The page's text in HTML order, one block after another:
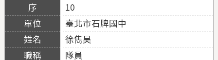
10
臺北市石牌國中
徐雋昊
隊員